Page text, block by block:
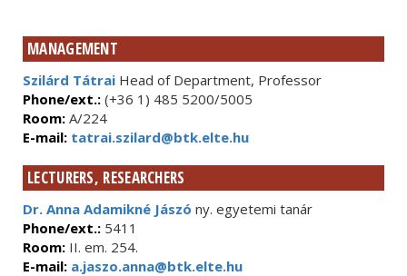
MANAGEMENT
Szilárd Tátrai Head of Department, Professor
Phone/ext.: (+36 1) 485 5200/5005
Room: A/224
E-mail: tatrai.szilard@btk.elte.hu
LECTURERS, RESEARCHERS
Dr. Anna Adamikné Jászó ny. egyetemi tanár
Phone/ext.: 5411
Room: II. em. 254.
E-mail: a.jaszo.anna@btk.elte.hu